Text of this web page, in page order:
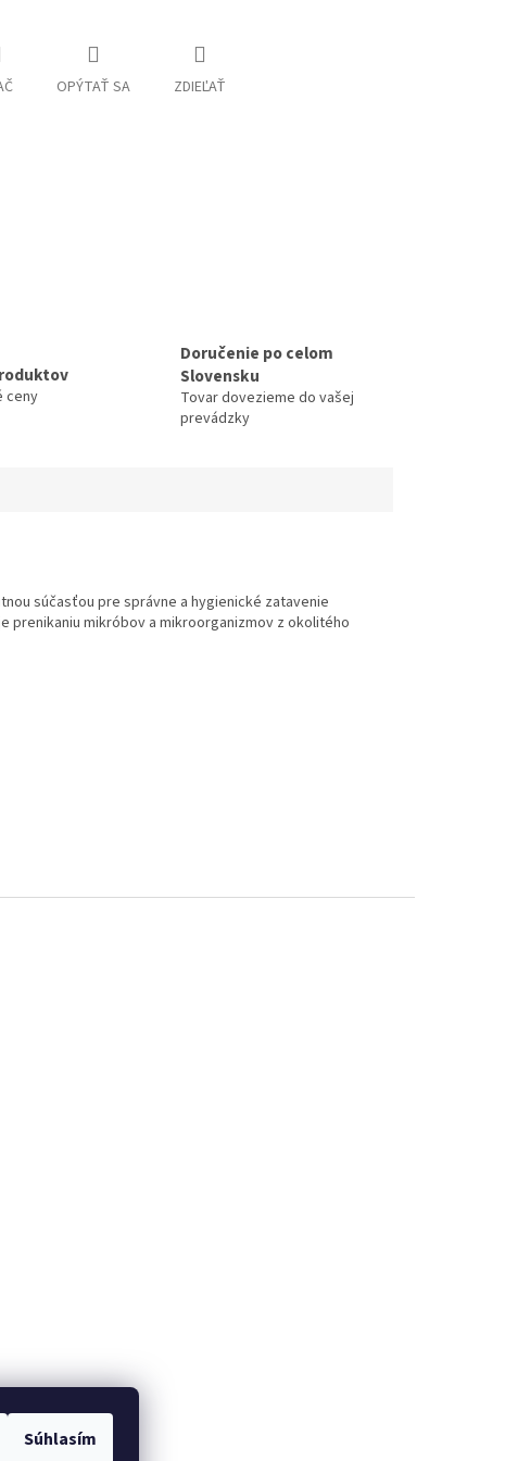
Súhlasím
OPÝTAŤ SA ZDIEĽAŤ
ceny
Doručenie po celom
Slovensku
Tovar dovezieme do vašej
prevádzky
súčasťou pre správne a hygienické zatavenie
prenikaniu mikróbov a mikroorganizmov z okolitého